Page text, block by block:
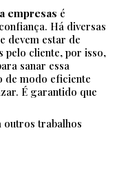
empresas é
Há diversas
devem estar de
pelo cliente, por isso,
sanar essa
de modo eficiente
É garantido que
outros trabalhos